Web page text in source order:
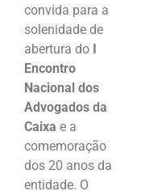
convida para a
solenidade de
abertura do I
Encontro
Nacional dos
Advogados da
Caixa e a
comemoração
dos 20 anos da
entidade. O